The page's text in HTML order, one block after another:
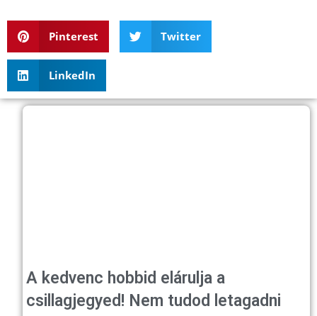
Pinterest Twitter
LinkedIn
A kedvenc hobbid elárulja a
csillagjegyed! Nem tudod letagadni